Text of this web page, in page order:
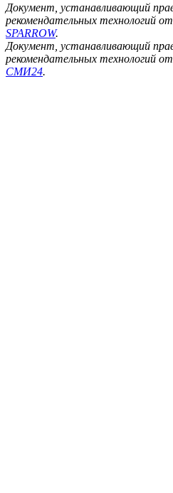
Документ, устанавливающий
рекомендательных технологий
SPARROW.
Документ, устанавливающий
рекомендательных технологий
СМИ24.